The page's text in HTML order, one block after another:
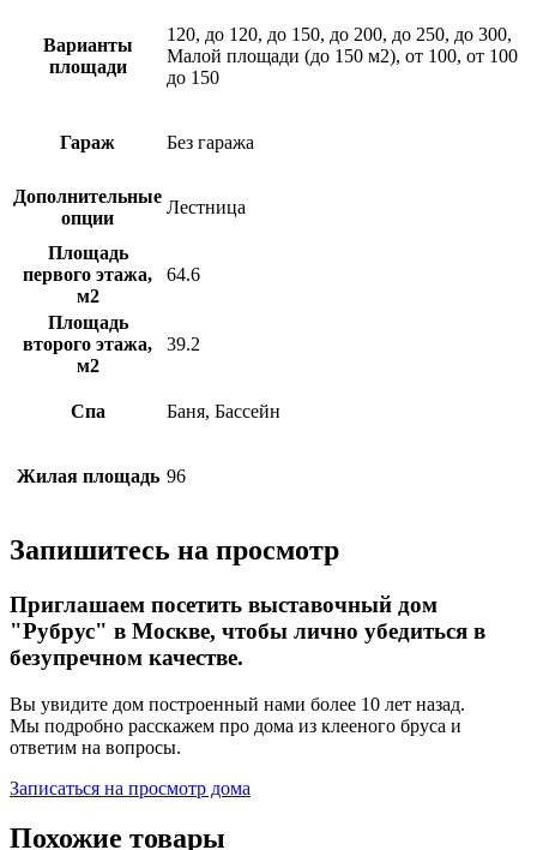
Варианты
площади
120, до 120, до 150, до 200, до 250, до 300,
Малой площади (до 150 м2), от 100, от 100
до 150
Гараж Без гаража
Дополнительные
опции
Лестница
Площадь
первого этажа,
м2
64.6
Площадь
второго этажа,
м2
39.2
Спа Баня, Бассейн
Жилая площадь 96
Запишитесь на просмотр
Приглашаем посетить выставочный дом
"Рубрус" в Москве, чтобы лично убедиться в
безупречном качестве.
Вы увидите дом построенный нами более 10 лет назад.
Мы подробно расскажем про дома из клееного бруса и
ответим на вопросы.
Записаться на просмотр дома
Похожие товары